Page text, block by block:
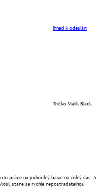
Ihned k odeslání
Tričko Malik Black
práce na pohodlný basic na volný čas. A
stane se rychle nepostradatelnou